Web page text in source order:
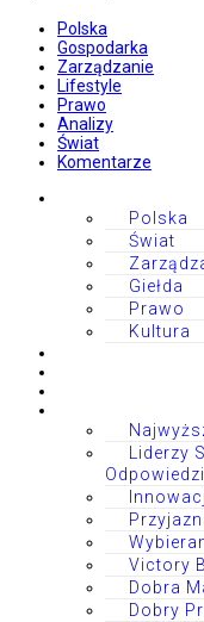
Polska
Gospodarka
Zarządzanie
Lifestyle
Prawo
Analizy
Świat
Komentarze
Polska
Świat
Giełda
Prawo
Kultura
Liderzy
Victory
Dobra
Dobry